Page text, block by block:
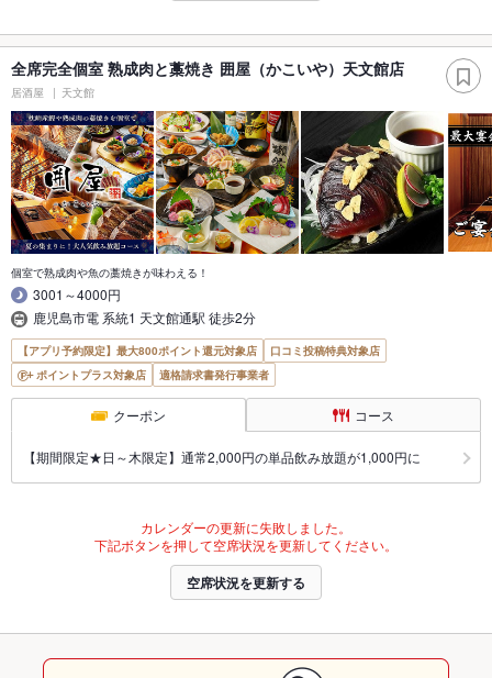
全席完全個室 熟成肉と藁焼き 囲屋（かこいや）天文館店
居酒屋 天文館
個室で熟成肉や魚の藁焼きが味わえる！
3001～4000円
鹿児島市電 系統1 天文館通駅 徒歩2分
【アプリ予約限定】最大800ポイント還元対象店
口コミ投稿特典対象店
ポイントプラス対象店
適格請求書発行事業者
クーポン コース
【期間限定★日～木限定】通常2,000円の単品飲み放題が1,000円に
カレンダーの更新に失敗しました。
下記ボタンを押して空席状況を更新してください。
空席状況を更新する